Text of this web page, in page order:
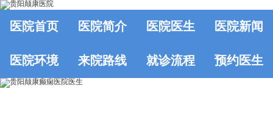
医院首页 医院简介 医院医生 医院新闻
医院环境 来院路线 就诊流程 预约医生